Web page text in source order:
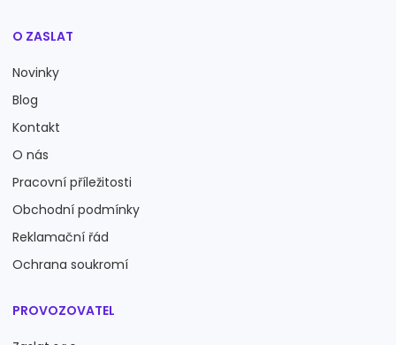
O ZASLAT
Novinky
Blog
Kontakt
O nás
Pracovní příležitosti
Obchodní podmínky
Reklamační řád
Ochrana soukromí
PROVOZOVATEL